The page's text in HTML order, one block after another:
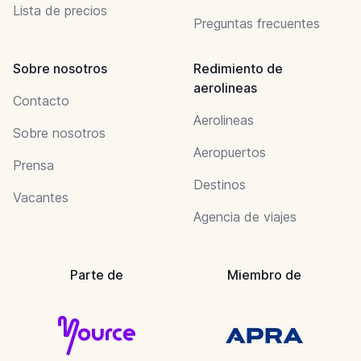
Lista de precios
Preguntas frecuentes
Sobre nosotros
Contacto
Sobre nosotros
Prensa
Vacantes
Redimiento de
aerolineas
Aerolineas
Aeropuertos
Destinos
Agencia de viajes
Parte de Miembro de